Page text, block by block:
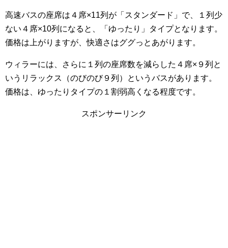
高速バスの座席は４席×11列が「スタンダード」で、１列少
ない４席×10列になると、「ゆったり」タイプとなります。
価格は上がりますが、快適さはググっとあがります。
ウィラーには、さらに１列の座席数を減らした４席×９列と
いうリラックス（のびのび９列）というバスがあります。
価格は、ゆったりタイプの１割弱高くなる程度です。
スポンサーリンク